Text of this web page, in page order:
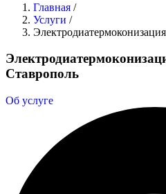
Главная /
Услуги /
Ставрополь
Об услуге